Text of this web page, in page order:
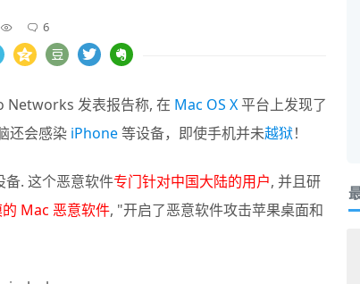
6
Networks 发表报告称, 在 Mac OS X平台上发现了
还会感染 iPhone等设备，即使手机并未越狱！
备. 这个恶意软件专门针对中国大陆的用户, 并且研
Mac 恶意软件, "开启了恶意软件攻击苹果桌面和